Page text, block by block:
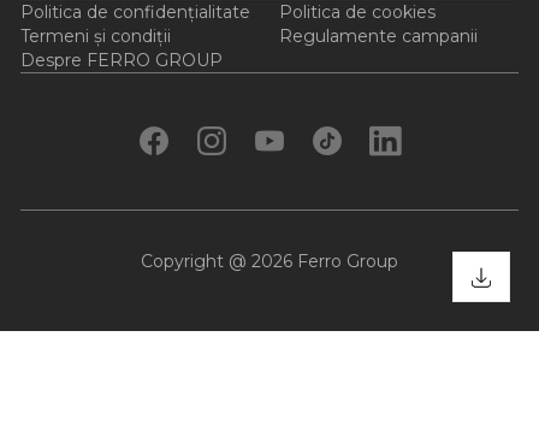
Politica de confidențialitate
Politica de cookies
Termeni și condiții
Regulamente campanii
Despre FERRO GROUP
Copyright @ 2026 Ferro Group